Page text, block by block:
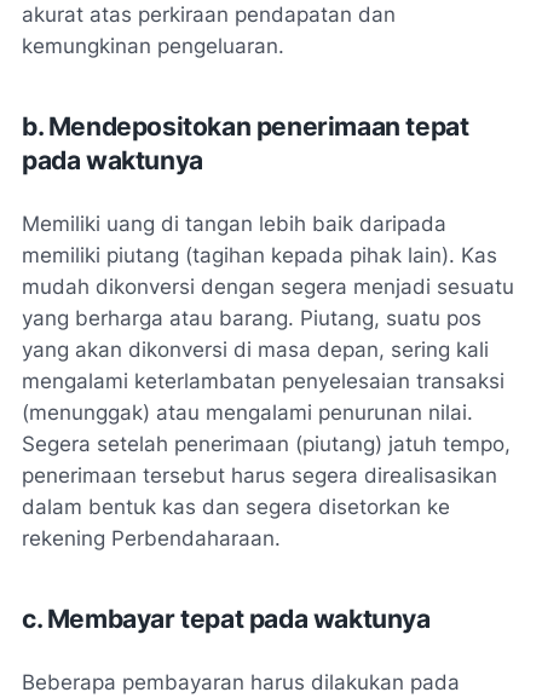
akurat atas perkiraan pendapatan dan
kemungkinan pengeluaran.
b. Mendepositokan penerimaan tepat
pada waktunya
Memiliki uang di tangan lebih baik daripada
memiliki piutang (tagihan kepada pihak lain). Kas
mudah dikonversi dengan segera menjadi sesuatu
yang berharga atau barang. Piutang, suatu pos
yang akan dikonversi di masa depan, sering kali
mengalami keterlambatan penyelesaian transaksi
(menunggak) atau mengalami penurunan nilai.
Segera setelah penerimaan (piutang) jatuh tempo,
penerimaan tersebut harus segera direalisasikan
dalam bentuk kas dan segera disetorkan ke
rekening Perbendaharaan.
c. Membayar tepat pada waktunya
Beberapa pembayaran harus dilakukan pada